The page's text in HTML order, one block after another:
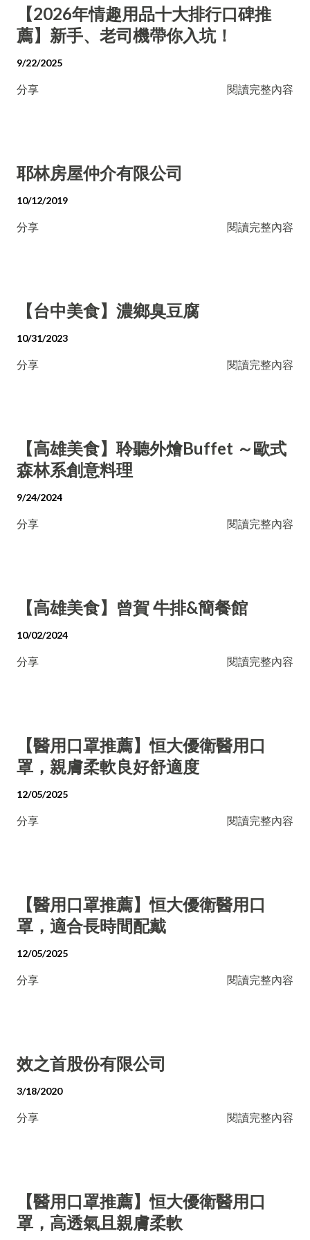
【2026年情趣用品十大排行口碑推
薦】新手、老司機帶你入坑！
9/22/2025
分享 閱讀完整內容
耶林房屋仲介有限公司
10/12/2019
分享 閱讀完整內容
【台中美食】濃鄉臭豆腐
10/31/2023
分享 閱讀完整內容
【高雄美食】聆聽外燴Buffet ～歐式
森林系創意料理
9/24/2024
分享 閱讀完整內容
【高雄美食】曾賀 牛排&簡餐館
10/02/2024
分享 閱讀完整內容
【醫用口罩推薦】恒大優衛醫用口
罩，親膚柔軟良好舒適度
12/05/2025
分享 閱讀完整內容
【醫用口罩推薦】恒大優衛醫用口
罩，適合長時間配戴
12/05/2025
分享 閱讀完整內容
效之首股份有限公司
3/18/2020
分享 閱讀完整內容
【醫用口罩推薦】恒大優衛醫用口
罩，高透氣且親膚柔軟